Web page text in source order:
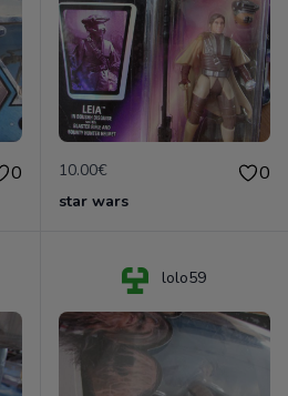
0 10.00€ 0
star wars
lolo59